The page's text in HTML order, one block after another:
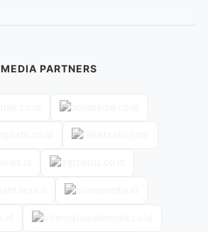
MEDIA PARTNERS